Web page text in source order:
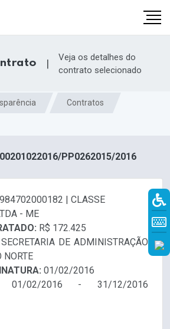
|
Veja os detalhes do
contrato selecionado
Contratos
PP0262015/2016
| CLASSE
- ME
R$ 172.425
SECRETARIA DE ADMINISTRAÇÃO
NORTE
01/02/2016
01/02/2016 - 31/12/2016